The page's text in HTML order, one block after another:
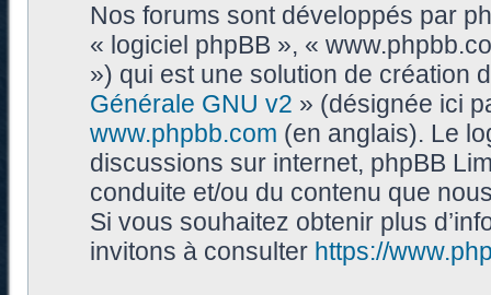
Nos forums sont développés par
« logiciel phpBB », «
») qui est une solution de création
Générale GNU v2 » (désignée ici
www.phpbb.com (en anglais). Le
discussions sur internet, phpBB
conduite et/ou du contenu que
Si vous souhaitez obtenir plus
invitons à consulter https://